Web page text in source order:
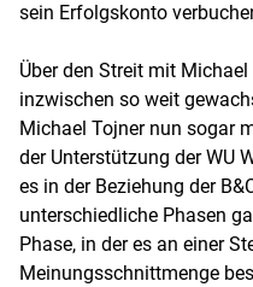
sein Erfolgskonto
Über den Streit mit
inzwischen so weit
Michael Tojner nun sogar
der Unterstützung der WU
es in der Beziehung der
unterschiedliche Phasen
Phase, in der es an einer
Meinungsschnittmenge